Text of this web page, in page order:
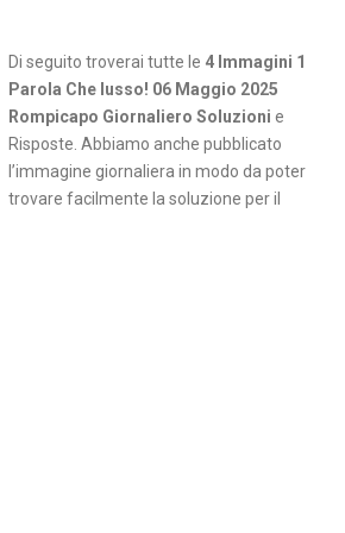
Di seguito troverai tutte le 4 Immagini 1
Parola Che lusso! 06 Maggio 2025
Rompicapo Giornaliero Soluzioni e
Risposte. Abbiamo anche pubblicato
l’immagine giornaliera in modo da poter
trovare facilmente la soluzione per il